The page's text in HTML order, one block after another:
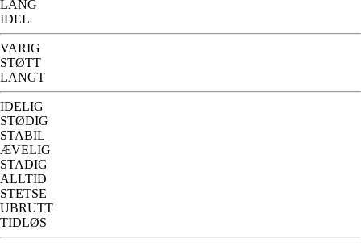
LANG
IDEL
VARIG
STØTT
LANGT
IDELIG
STØDIG
STABIL
ÆVELIG
STADIG
ALLTID
STETSE
UBRUTT
TIDLØS